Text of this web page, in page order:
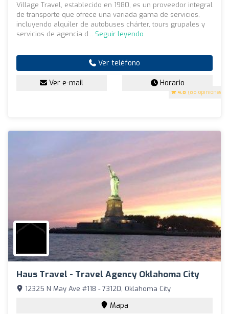
4.8 (86 opiniones)
Village Travel, establecido en 1980, es un proveedor integral
de transporte que ofrece una variada gama de servicios,
incluyendo alquiler de autobuses chárter, tours grupales y
servicios de agencia d... Seguir leyendo
Ver teléfono
Ver e-mail Horario
Haus Travel - Travel Agency Oklahoma City
12325 N May Ave #118 - 73120, Oklahoma City
Mapa